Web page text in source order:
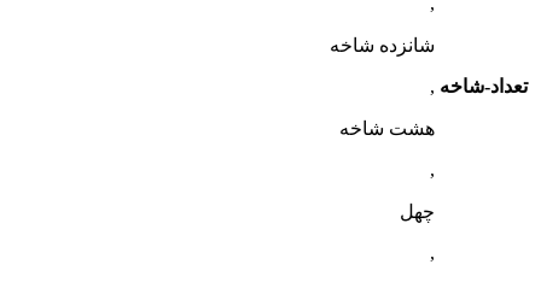
تعداد-شاخه
شانزده شاخه
,
هشت شاخه
,
چهل
,